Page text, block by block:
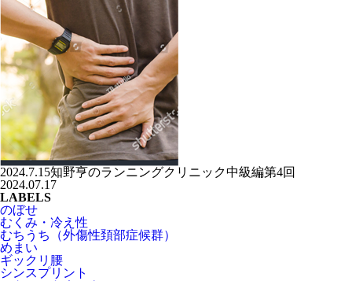
2024.7.15知野亨のランニングクリニック中級編第4回
2024.07.17
LABELS
のぼせ
むくみ・冷え性
むちうち（外傷性頚部症候群）
めまい
ギックリ腰
シンスプリント